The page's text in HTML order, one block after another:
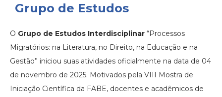
Grupo de Estudos
O Grupo de Estudos Interdisciplinar “Processos
Migratórios: na Literatura, no Direito, na Educação e na
Gestão” iniciou suas atividades oficialmente na data de 04
de novembro de 2025. Motivados pela VIII Mostra de
Iniciação Científica da FABE, docentes e acadêmicos de